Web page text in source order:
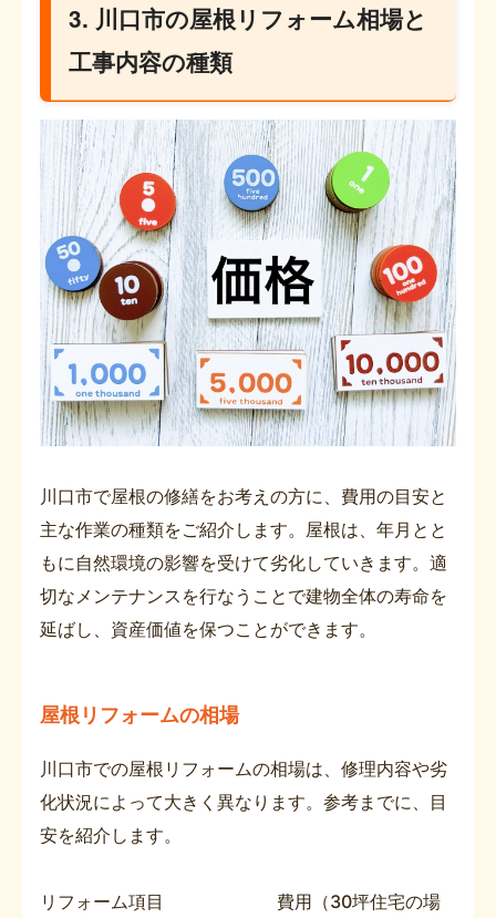
3. 川口市の屋根リフォーム相場と
工事内容の種類
川口市で屋根の修繕をお考えの方に、費用の目安と
主な作業の種類をご紹介します。屋根は、年月とと
もに自然環境の影響を受けて劣化していきます。適
切なメンテナンスを行なうことで建物全体の寿命を
延ばし、資産価値を保つことができます。
屋根リフォームの相場
川口市での屋根リフォームの相場は、修理内容や劣
化状況によって大きく異なります。参考までに、目
安を紹介します。
リフォーム項目
費用（30坪住宅の場